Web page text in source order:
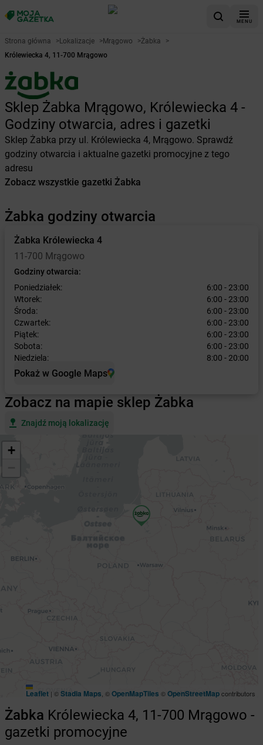
MENU
Strona główna >Lokalizacje >Mrągowo >Żabka
>
Królewiecka 4, 11-700 Mrągowo
Sklep Żabka Mrągowo, Królewiecka 4 -
Godziny otwarcia, adres i gazetki
Sklep Żabka przy ul. Królewiecka 4, Mrągowo. Sprawdź
godziny otwarcia i aktualne gazetki promocyjne z tego
adresu
Zobacz wszystkie gazetki Żabka
Żabka godziny otwarcia
Żabka Królewiecka 4
11-700 Mrągowo
Godziny otwarcia:
Poniedziałek:
6:00 - 23:00
Wtorek:
6:00 - 23:00
Środa:
6:00 - 23:00
Czwartek:
6:00 - 23:00
Piątek:
6:00 - 23:00
Sobota:
6:00 - 23:00
Niedziela:
8:00 - 20:00
Pokaż w Google Maps
Zobacz na mapie sklep Żabka
Znajdź moją lokalizację
+
Leaflet | ©Stadia Maps , ©OpenMapTiles ©OpenStreetMapcontributors
Żabka Królewiecka 4, 11-700 Mrągowo -
gazetki promocyjne